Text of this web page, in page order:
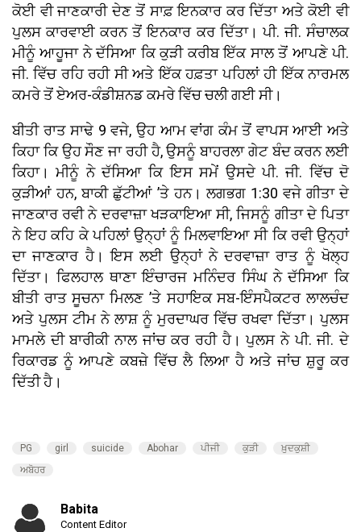
ਕੋਈ ਵੀ ਜਾਣਕਾਰੀ ਦੇਣ ਤੋਂ ਸਾਫ਼ ਇਨਕਾਰ ਕਰ ਦਿੱਤਾ ਅਤੇ ਕੋਈ ਵੀ
ਪੁਲਸ ਕਾਰਵਾਈ ਕਰਨ ਤੋਂ ਇਨਕਾਰ ਕਰ ਦਿੱਤਾ। ਪੀ. ਜੀ. ਸੰਚਾਲਕ
ਮੀਨੂੰ ਆਹੂਜਾ ਨੇ ਦੱਸਿਆ ਕਿ ਕੁੜੀ ਕਰੀਬ ਇੱਕ ਸਾਲ ਤੋਂ ਆਪਣੇ ਪੀ.
ਜੀ. ਵਿੱਚ ਰਹਿ ਰਹੀ ਸੀ ਅਤੇ ਇੱਕ ਹਫ਼ਤਾ ਪਹਿਲਾਂ ਹੀ ਇੱਕ ਨਾਰਮਲ
ਕਮਰੇ ਤੋਂ ਏਅਰ-ਕੰਡੀਸ਼ਨਡ ਕਮਰੇ ਵਿੱਚ ਚਲੀ ਗਈ ਸੀ।
ਬੀਤੀ ਰਾਤ ਸਾਢੇ 9 ਵਜੇ, ਉਹ ਆਮ ਵਾਂਗ ਕੰਮ ਤੋਂ ਵਾਪਸ ਆਈ ਅਤੇ
ਕਿਹਾ ਕਿ ਉਹ ਸੌਣ ਜਾ ਰਹੀ ਹੈ, ਉਸਨੂੰ ਬਾਹਰਲਾ ਗੇਟ ਬੰਦ ਕਰਨ ਲਈ
ਕਿਹਾ। ਮੀਨੂੰ ਨੇ ਦੱਸਿਆ ਕਿ ਇਸ ਸਮੇਂ ਉਸਦੇ ਪੀ. ਜੀ. ਵਿੱਚ ਦੋ
ਕੁੜੀਆਂ ਹਨ, ਬਾਕੀ ਛੁੱਟੀਆਂ ’ਤੇ ਹਨ। ਲਗਭਗ 1:30 ਵਜੇ ਗੀਤਾ ਦੇ
ਜਾਣਕਾਰ ਰਵੀ ਨੇ ਦਰਵਾਜ਼ਾ ਖੜਕਾਇਆ ਸੀ, ਜਿਸਨੂੰ ਗੀਤਾ ਦੇ ਪਿਤਾ
ਨੇ ਇਹ ਕਹਿ ਕੇ ਪਹਿਲਾਂ ਉਨ੍ਹਾਂ ਨੂੰ ਮਿਲਵਾਇਆ ਸੀ ਕਿ ਰਵੀ ਉਨ੍ਹਾਂ
ਦਾ ਜਾਣਕਾਰ ਹੈ। ਇਸ ਲਈ ਉਨ੍ਹਾਂ ਨੇ ਦਰਵਾਜ਼ਾ ਰਾਤ ਨੂੰ ਖੋਲ੍ਹ
ਦਿੱਤਾ। ਫਿਲਹਾਲ ਥਾਣਾ ਇੰਚਾਰਜ ਮਨਿੰਦਰ ਸਿੰਘ ਨੇ ਦੱਸਿਆ ਕਿ
ਬੀਤੀ ਰਾਤ ਸੂਚਨਾ ਮਿਲਣ ’ਤੇ ਸਹਾਇਕ ਸਬ-ਇੰਸਪੈਕਟਰ ਲਾਲਚੰਦ
ਅਤੇ ਪੁਲਸ ਟੀਮ ਨੇ ਲਾਸ਼ ਨੂੰ ਮੁਰਦਾਘਰ ਵਿੱਚ ਰਖਵਾ ਦਿੱਤਾ। ਪੁਲਸ
ਮਾਮਲੇ ਦੀ ਬਾਰੀਕੀ ਨਾਲ ਜਾਂਚ ਕਰ ਰਹੀ ਹੈ। ਪੁਲਸ ਨੇ ਪੀ. ਜੀ. ਦੇ
ਰਿਕਾਰਡ ਨੂੰ ਆਪਣੇ ਕਬਜ਼ੇ ਵਿੱਚ ਲੈ ਲਿਆ ਹੈ ਅਤੇ ਜਾਂਚ ਸ਼ੁਰੂ ਕਰ
ਦਿੱਤੀ ਹੈ।
PG girl suicide Abohar ਪੀਜੀ ਕੁੜੀ
ਖ਼ੁਦਕੁਸ਼ੀ
ਅਬੋਹਰ
Babita
Content Editor